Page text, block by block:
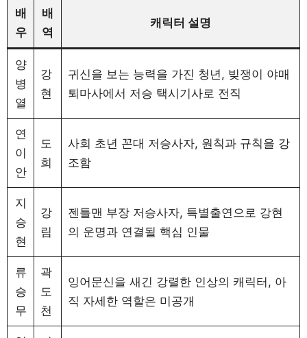
배
우
배
역
캐릭터 설명
양
병
열
강
현
귀신을 보는 능력을 가진 청년, 빚쟁이 야매
퇴마사에서 저승 택시기사로 전직
연
이
안
도
희
사회 초년 꼰대 저승사자, 원칙과 규칙을 강
조함
지
승
현
강
림
젠틀맨 부장 저승사자, 특별출연으로 강현
의 운명과 연결될 핵심 인물
류
승
무
곽
도
천
잉어문신을 새긴 강렬한 인상의 캐릭터, 아
직 자세한 역할은 미공개